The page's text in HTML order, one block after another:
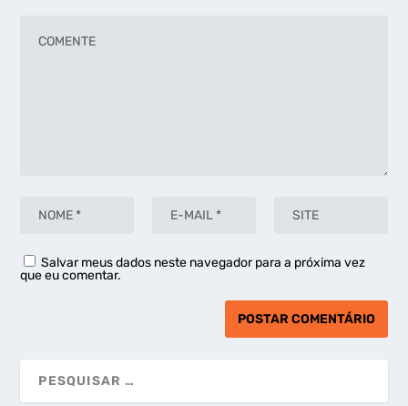
Salvar meus dados neste navegador para a próxima vez
que eu comentar.